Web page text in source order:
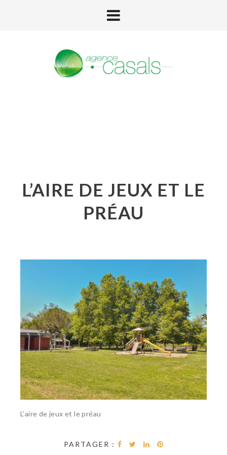
L’AIRE DE JEUX ET LE
PRÉAU
L’aire de jeux et le préau
PARTAGER :